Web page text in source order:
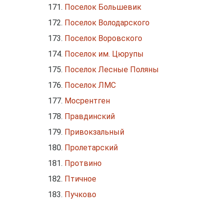
Поселок Большевик
Поселок Володарского
Поселок Воровского
Поселок им. Цюрупы
Поселок Лесные Поляны
Поселок ЛМС
Мосрентген
Правдинский
Привокзальный
Пролетарский
Протвино
Птичное
Пучково